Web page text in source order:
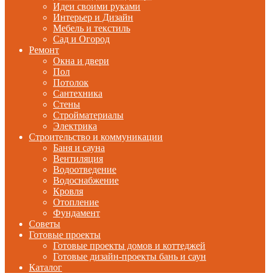
Идеи своими руками
Интерьер и Дизайн
Мебель и текстиль
Сад и Огород
Ремонт
Окна и двери
Пол
Потолок
Сантехника
Стены
Стройматериалы
Электрика
Строительство и коммуникации
Баня и сауна
Вентиляция
Водоотведение
Водоснабжение
Кровля
Отопление
Фундамент
Советы
Готовые проекты
Готовые проекты домов и коттеджей
Готовые дизайн-проекты бань и саун
Каталог